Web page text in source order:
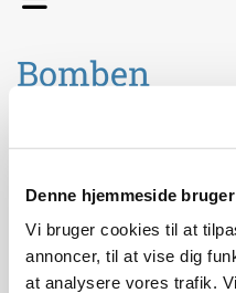
Denne hjemmeside
Vi bruger cookies til at
annoncer, til at vise dig
at analysere vores trafik.
Bomben
VedKristian Hvidtfelt
Tirsdag d. 19. marts
Sted: SEF, Fåborgvej 44,